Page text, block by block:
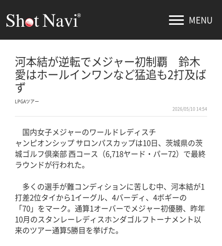
MENU
河本結が逆転でメジャー初制覇 鈴木
愛はホールインワンなど猛追も2打及ば
ず
LPGAツアー
2026/05/10 14:54
国内女子メジャーのワールドレディスチ
ャンピオンシップ サロンパスカップは10日、茨城県の茨
城ゴルフ倶楽部 西コース（6,718ヤード・パー72）で最終
ラウンドが行われた。
多くの選手が難コンディションに苦しむ中、河本結が1
打差2位タイから1イーグル、4バーディ、4ボギーの
「70」をマーク。通算1オーバーでメジャー初優勝、昨年
10月のスタンレーレディスホンダゴルフトーナメント以
来のツアー通算5勝目を挙げた。